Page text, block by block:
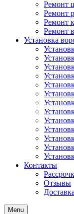
Ремонт
Ремонт
Ремонт
Ремонт
Установка
Контакты
Отзывы
Menu